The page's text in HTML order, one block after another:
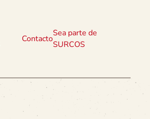
Contacto
Sea parte de
SURCOS